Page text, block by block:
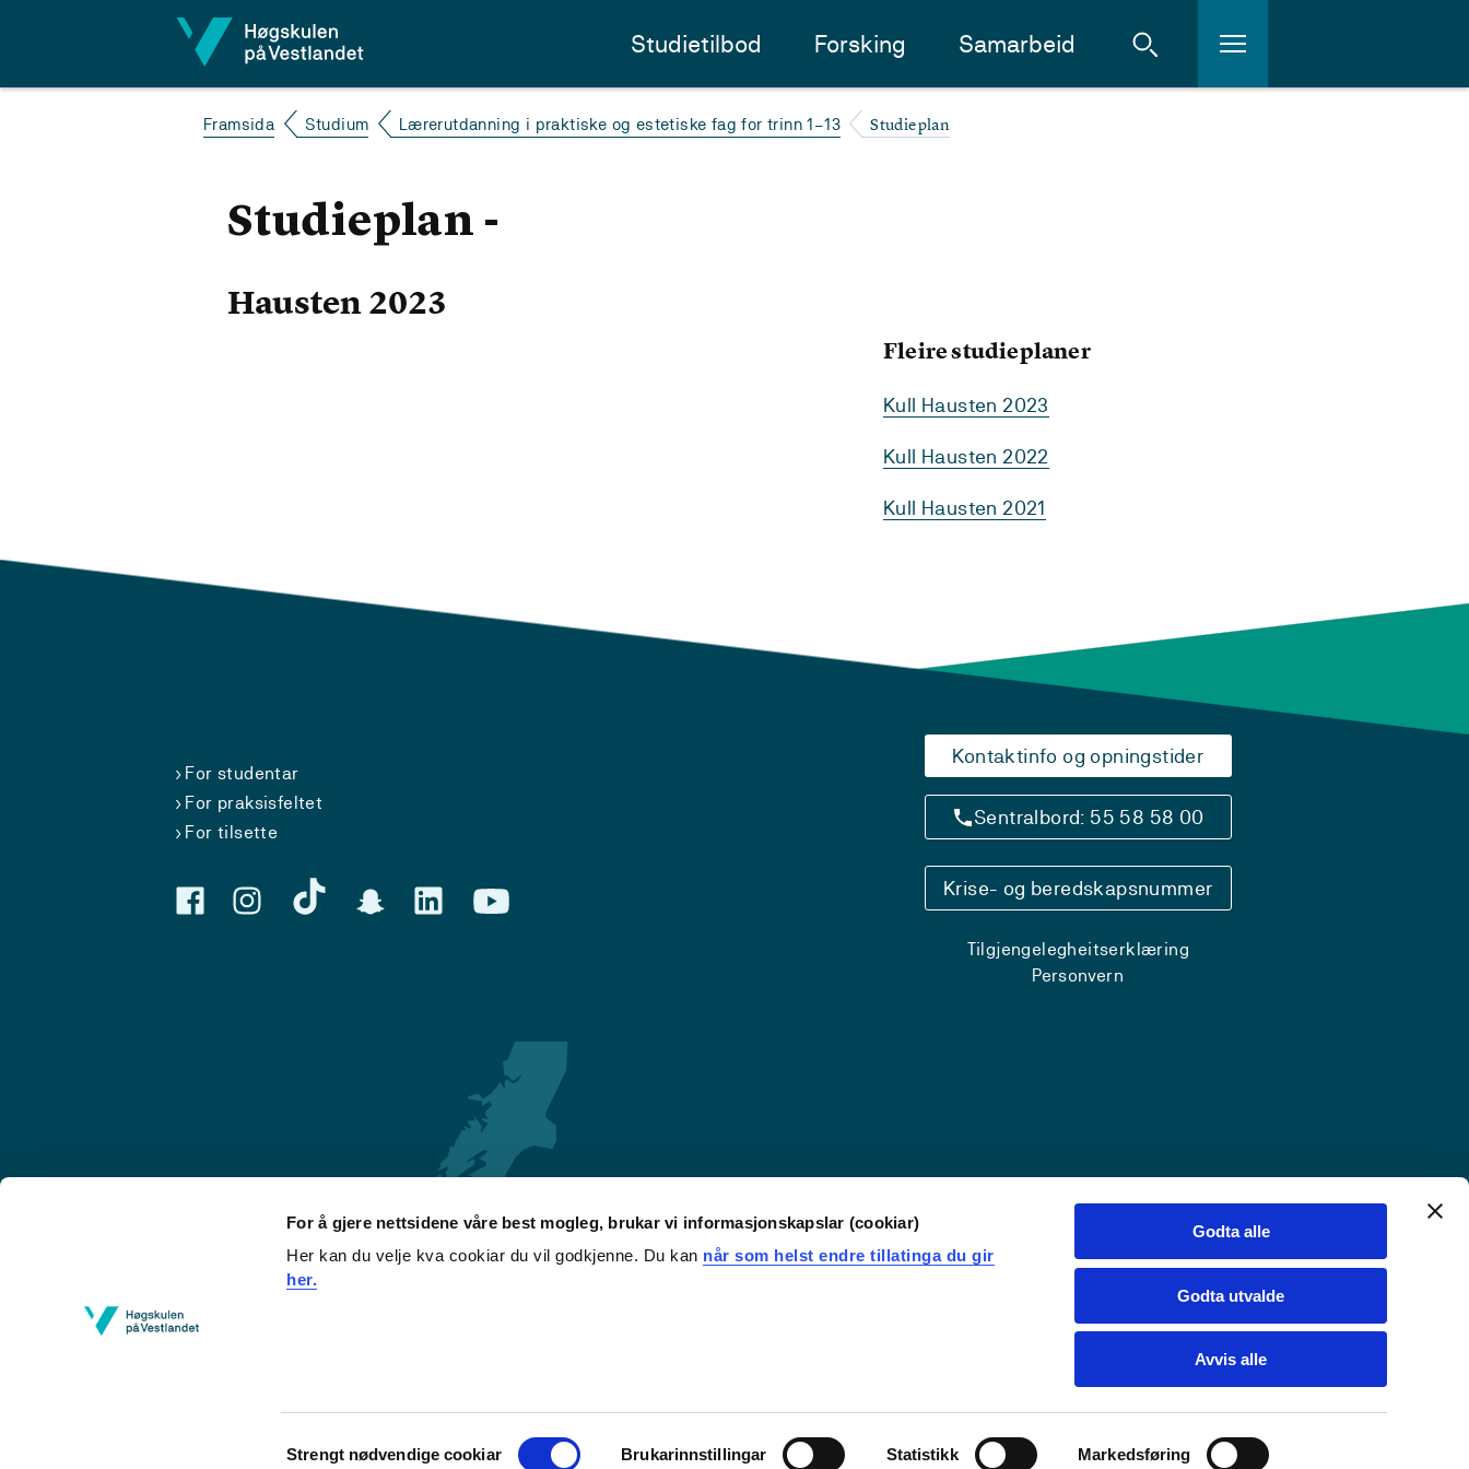
For å gjere nettsidene våre best mogleg, brukar vi informasjonskapslar (cookiar)
Her kan du velje kva cookiar du vil godkjenne. Du kan når som helst endre tillatinga du gir
her.
Strengt nødvendige cookiar Brukarinnstillingar Statistikk Markedsføring
Godta alle
Godta utvalde
Avvis alle
Studietilbod Forsking Samarbeid
Framsida Studium Lærerutdanning i praktiske og estetiske fag for trinn 1–13 Studieplan
Studieplan -
Hausten 2023
Fleire studieplaner
Kull Hausten 2023
Kull Hausten 2022
Kull Hausten 2021
For studentar
For praksisfeltet
For tilsette
Kontaktinfo og opningstider
Sentralbord: 55 58 58 00
Krise- og beredskapsnummer
Tilgjengelegheitserklæring
Personvern